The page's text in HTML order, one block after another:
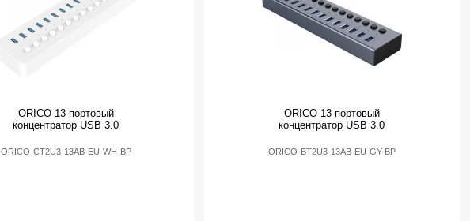
ORICO 13-портовый
концентратор USB 3.0
ORICO-CT2U3-13AB-EU-WH-BP
ORICO 13-портовый
концентратор USB 3.0
ORICO-BT2U3-13AB-EU-GY-BP